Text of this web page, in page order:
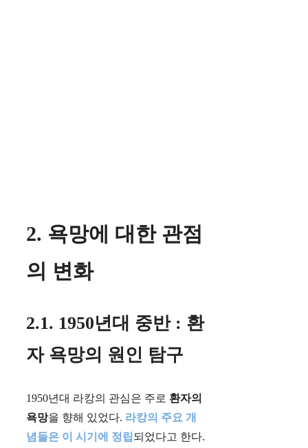
2. 욕망에 대한 관점
의 변화
2.1. 1950년대 중반 : 환
자 욕망의 원인 탐구
1950년대 라캉의 관심은 주로 환자의
욕망을 향해 있었다. 라캉의 주요 개
념들은 이 시기에 정립 되었다고 한다.